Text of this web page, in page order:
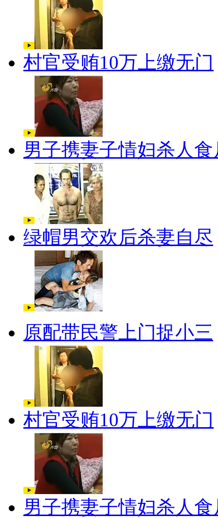
村官受贿10万上缴无门
男子携妻子情妇杀人食
绿帽男交欢后杀妻自尽
原配带民警上门捉小三
村官受贿10万上缴无门
男子携妻子情妇杀人食